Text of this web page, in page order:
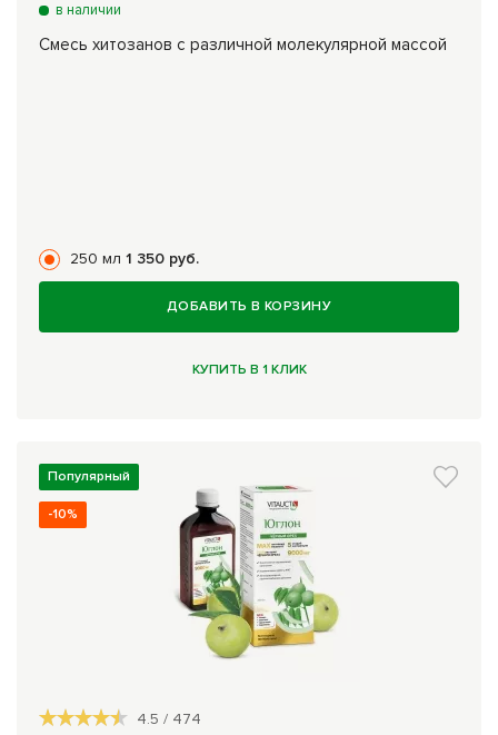
в наличии
Смесь хитозанов с различной молекулярной массой
250 мл 1 350 руб.
ДОБАВИТЬ В КОРЗИНУ
КУПИТЬ В 1 КЛИК
Популярный
-10%
4.5 / 474